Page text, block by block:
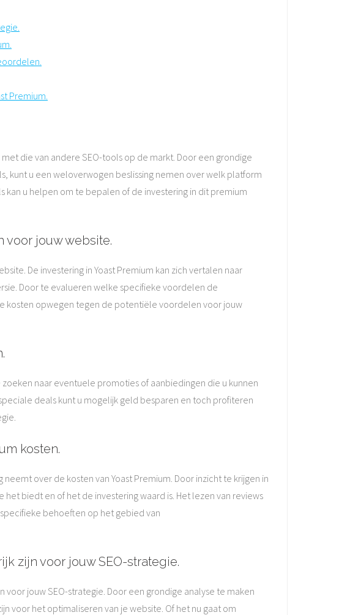
Premium.
die van andere SEO-tools op de markt. Door een grondige
kunt u een weloverwogen beslissing nemen over welk platform
kan u helpen om te bepalen of de investering in dit premium
voor jouw website.
De investering in Yoast Premium kan zich vertalen naar
Door te evalueren welke specifieke voordelen de
kosten opwegen tegen de potentiële voordelen voor jouw
naar eventuele promoties of aanbiedingen die u kunnen
deals kunt u mogelijk geld besparen en toch profiteren
kosten.
over de kosten van Yoast Premium. Door inzicht te krijgen in
biedt en of het de investering waard is. Het lezen van reviews
behoeften op het gebied van
zijn voor jouw SEO-strategie.
jouw SEO-strategie. Door een grondige analyse te maken
voor het optimaliseren van je website. Of het nu gaat om